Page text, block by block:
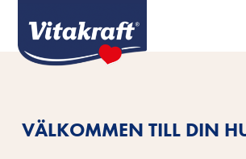
VÄLKOMMEN TILL DIN